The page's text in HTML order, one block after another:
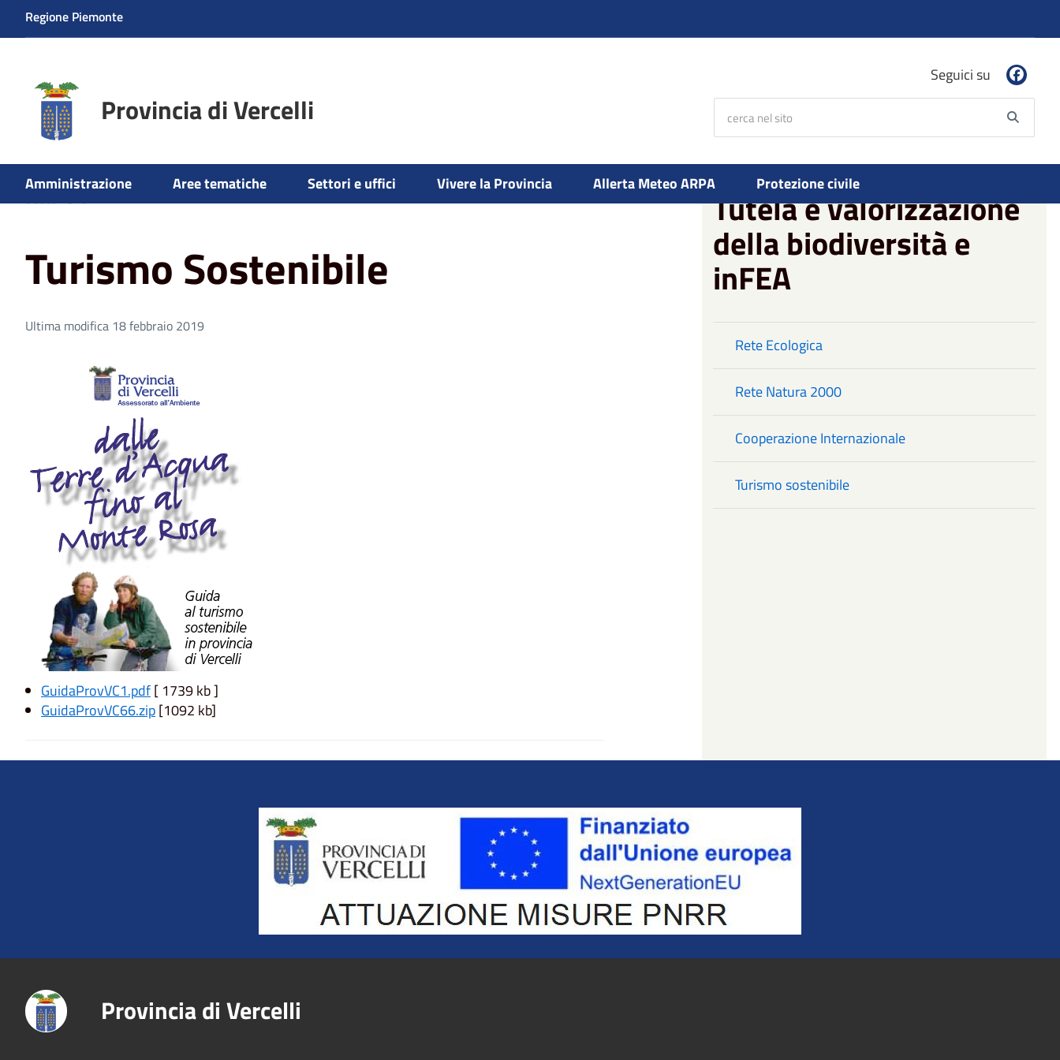
Regione Piemonte
Provincia di Vercelli
Seguici su
Amministrazione Aree tematiche Settori e uffici Vivere la Provincia Allerta Meteo ARPA Protezione civile
Home Aree tematiche Ambiente Tutela e valorizzazione della biodiversità e inFEA
Turismo
Turismo Sostenibile
Ultima modifica 18 febbraio 2019
GuidaProvVC1.pdf[ 1739 kb ]
GuidaProvVC66.zip[1092 kb]
Tutela e valorizzazione
della biodiversità e
inFEA
Rete Ecologica
Rete Natura 2000
Cooperazione Internazionale
Turismo sostenibile
Title
Provincia di Vercelli